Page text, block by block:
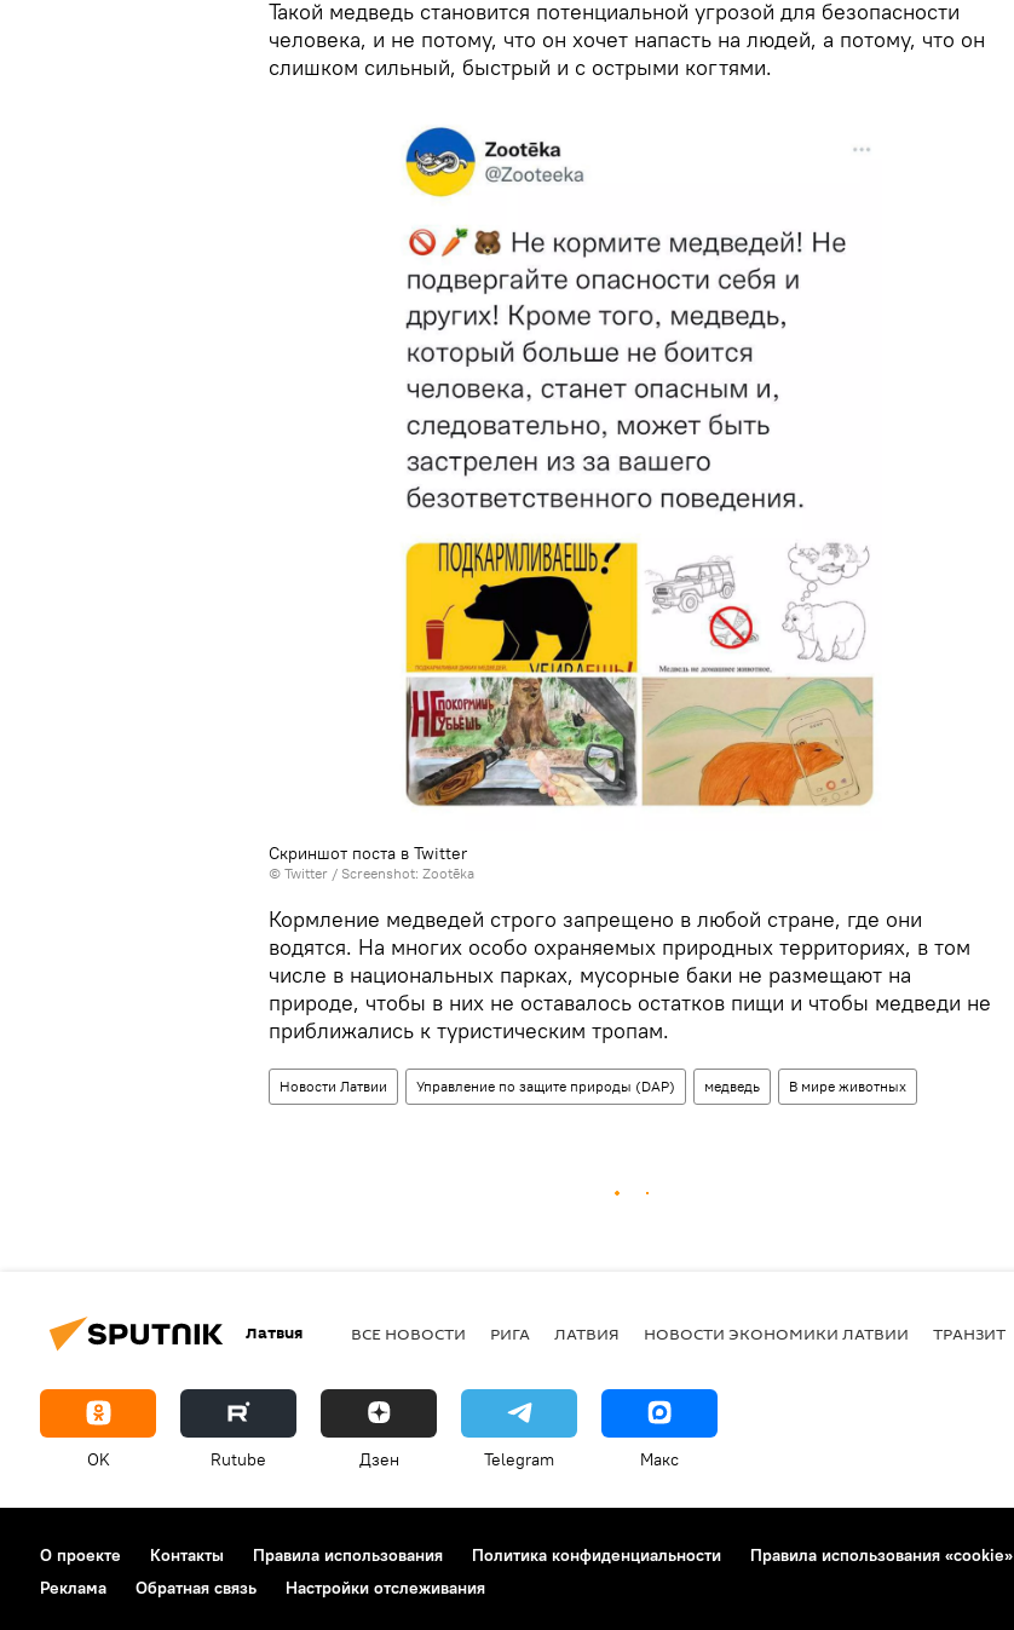
Такой медведь становится потенциальной угрозой для безопасности
человека, и не потому, что он хочет напасть на людей, а потому, что он
слишком сильный, быстрый и с острыми когтями.
Скриншот поста в Twitter
© Twitter / Screenshot: Zootēka
Кормление медведей строго запрещено в любой стране, где они
водятся. На многих особо охраняемых природных территориях, в том
числе в национальных парках, мусорные баки не размещают на
природе, чтобы в них не оставалось остатков пищи и чтобы медведи не
приближались к туристическим тропам.
Новости Латвии Управление по защите природы (DAP) медведь В мире животных
Латвия ВСЕ НОВОСТИ РИГА ЛАТВИЯ НОВОСТИ ЭКОНОМИКИ ЛАТВИИ ТРАНЗИТ
OK Rutube Дзен Telegram Макс
О проекте Контакты Правила использования Политика конфиденциальности Правила использования «cookie»
Реклама
Обратная связь Настройки отслеживания